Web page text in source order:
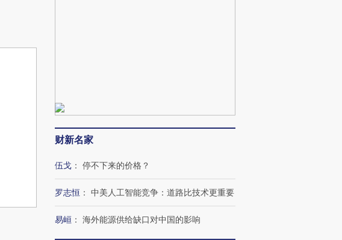
财新名家
伍戈 ： 停不下来的价格？
罗志恒 ： 中美人工智能竞争：道路比技术更重要
易峘 ： 海外能源供给缺口对中国的影响